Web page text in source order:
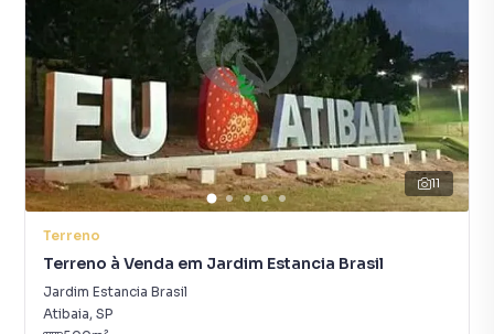
11
Terreno
Terreno à Venda em Jardim Estancia Brasil
Jardim Estancia Brasil
Atibaia, SP